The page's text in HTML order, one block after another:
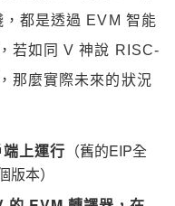
都是透過 EVM 智能
若如同 V 神說 RISC-
那麼實際未來的狀況
上運行 （舊的EIP全
本）